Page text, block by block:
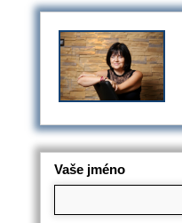
Vaše jméno